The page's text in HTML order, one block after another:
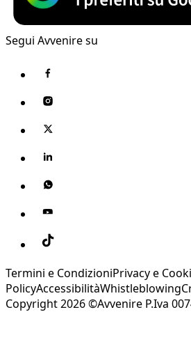
Segui Avvenire su
Termini e CondizioniPrivacy e
PolicyAccessibilitàWhistleblowing
Copyright 2026 ©Avvenire P.Iva